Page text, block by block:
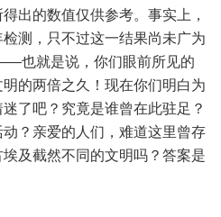
出的数值仅供参考。事实上，
测，只不过这一结果尚未广为
也就是说，你们眼前所见的
的两倍之久！现在你们明白为
了吧？究竟是谁曾在此驻足？
？亲爱的人们，难道这里曾存
及截然不同的文明吗？答案是